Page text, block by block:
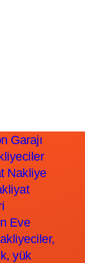
Garajı
Nakliye
Eve
yük